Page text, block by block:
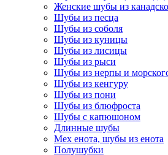
Женские шубы из
Шубы из песца
Шубы из соболя
Шубы из куницы
Шубы из лисицы
Шубы из рыси
Шубы из нерпы и
Шубы из кенгуру
Шубы из пони
Шубы из блюфроста
Шубы с капюшоном
Длинные шубы
Мех енота, шубы из енота
Полушубки